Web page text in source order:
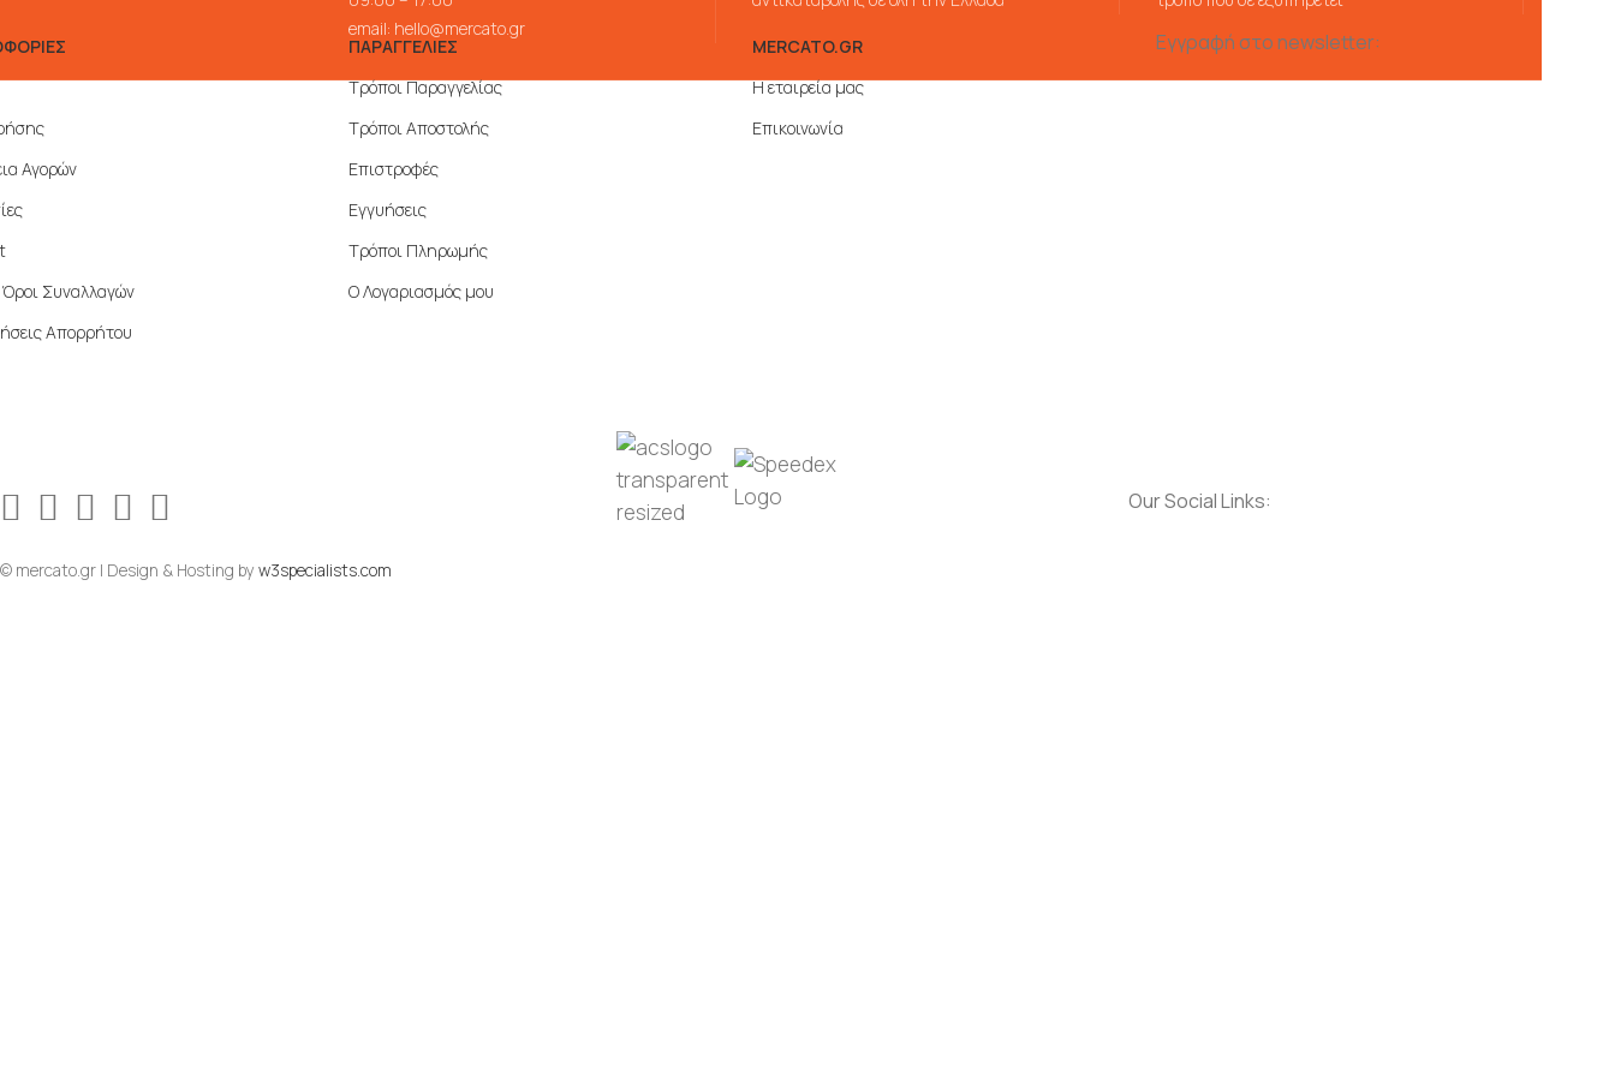
email: hello@mercato.gr
Αγορών
Όροι Συναλλαγών
Απορρήτου
ΠΑΡΑΓΓΕΛΙΕΣ
Τρόποι Παραγγελίας
Τρόποι Αποστολής
Επιστροφές
Εγγυήσεις
Τρόποι Πληρωμής
Ο Λογαριασμός μου
MERCATO.GR
Η εταιρεία μας
Επικοινωνία
Εγγραφή στο newsletter:
Our Social Links:
© mercato.gr | Design & Hosting by w3specialists.com